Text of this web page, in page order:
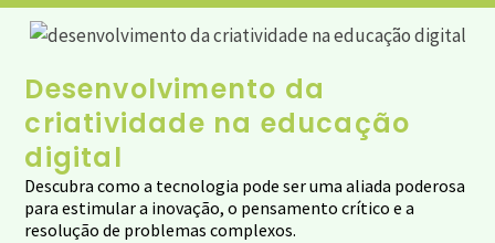
Desenvolvimento da
criatividade na educação
digital
Descubra como a tecnologia pode ser uma aliada poderosa
para estimular a inovação, o pensamento crítico e a
resolução de problemas complexos.